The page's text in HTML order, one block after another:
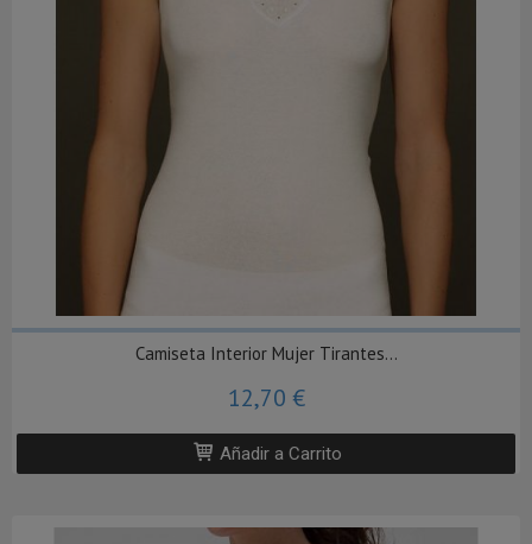
Camiseta Interior Mujer Tirantes...
12,70 €
Añadir a Carrito